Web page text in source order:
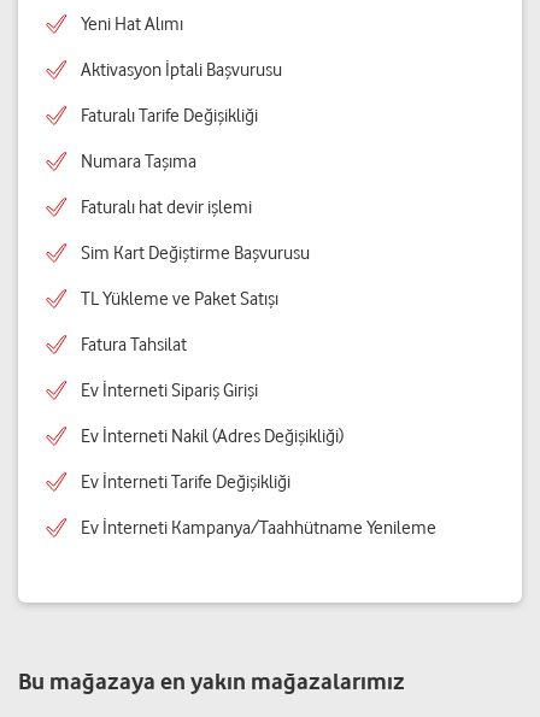
Yeni Hat Alımı
Aktivasyon İptali Başvurusu
Faturalı Tarife Değişikliği
Numara Taşıma
Faturalı hat devir işlemi
Sim Kart Değiştirme Başvurusu
TL Yükleme ve Paket Satışı
Fatura Tahsilat
Ev İnterneti Sipariş Girişi
Ev İnterneti Nakil (Adres Değişikliği)
Ev İnterneti Tarife Değişikliği
Ev İnterneti Kampanya/Taahhütname Yenileme
Bu mağazaya en yakın mağazalarımız